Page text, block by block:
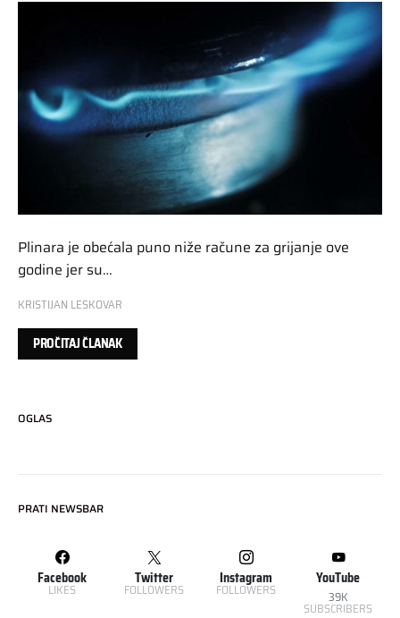
Plinara je obećala puno niže račune za grijanje ove
godine jer su…
KRISTIJAN LESKOVAR
PROČITAJ ČLANAK
OGLAS
PRATI NEWSBAR
Facebook
LIKES
Twitter
FOLLOWERS
Instagram
FOLLOWERS
YouTube
39K
SUBSCRIBERS